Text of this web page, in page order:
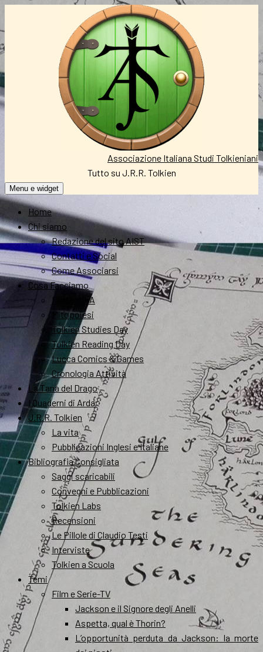
Associazione Italiana Studi Tolkieniani
Tutto su J.R.R. Tolkien
Menu e widget
Home
Chi siamo
Redazione del sito AIST
Contatti e Social
Come Associarsi
Cosa Facciamo
FantastikA
Mitopoiesi
Tolkien Studies Day
Tolkien Reading Day
Lucca Comics & Games
Cronologia Attività
La Tana del Drago
I Quaderni di Arda
J.R.R. Tolkien
La vita
Pubblicazioni Inglesi e Italiane
Bibliografia Consigliata
Saggi scaricabili
Convegni e Pubblicazioni
Tolkien Labs
Recensioni
Le Pillole di Claudio Testi
Interviste
Tolkien a Scuola
Temi
Film e Serie-TV
Jackson e il Signore degli Anelli
Aspetta, qual è Thorin?
L’opportunità perduta da Jackson: la morte